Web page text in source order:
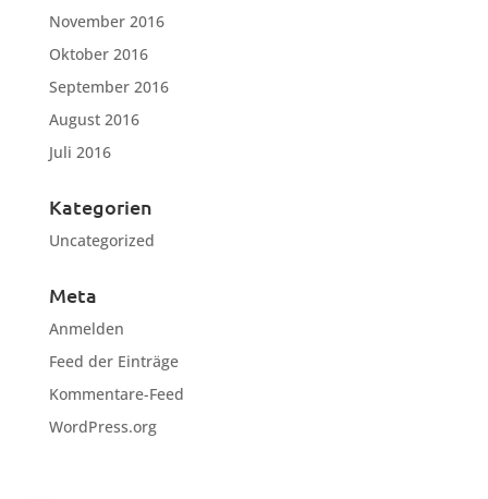
November 2016
Oktober 2016
September 2016
August 2016
Juli 2016
Kategorien
Uncategorized
Meta
Anmelden
Feed der Einträge
Kommentare-Feed
WordPress.org